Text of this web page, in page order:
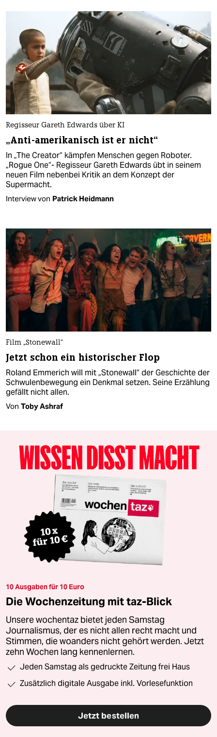
Regisseur Gareth Edwards über KI
„Anti-amerikanisch ist er nicht“
In „The Creator“ kämpfen Menschen gegen Roboter.
„Rogue One“- Regisseur Gareth Edwards übt in seinem
neuen Film nebenbei Kritik an dem Konzept der
Supermacht.
Interview von Patrick Heidmann
Film „Stonewall“
Jetzt schon ein historischer Flop
Roland Emmerich will mit „Stonewall“ der Geschichte der
Schwulenbewegung ein Denkmal setzen. Seine Erzählung
gefällt nicht allen.
Von Toby Ashraf
10 Ausgaben für 10 Euro
Die Wochenzeitung mit taz-Blick
Unsere wochentaz bietet jeden Samstag
Journalismus, der es nicht allen recht macht und
Stimmen, die woanders nicht gehört werden. Jetzt
zehn Wochen lang kennenlernen.
Jeden Samstag als gedruckte Zeitung frei Haus
Zusätzlich digitale Ausgabe inkl. Vorlesefunktion
Jetzt bestellen